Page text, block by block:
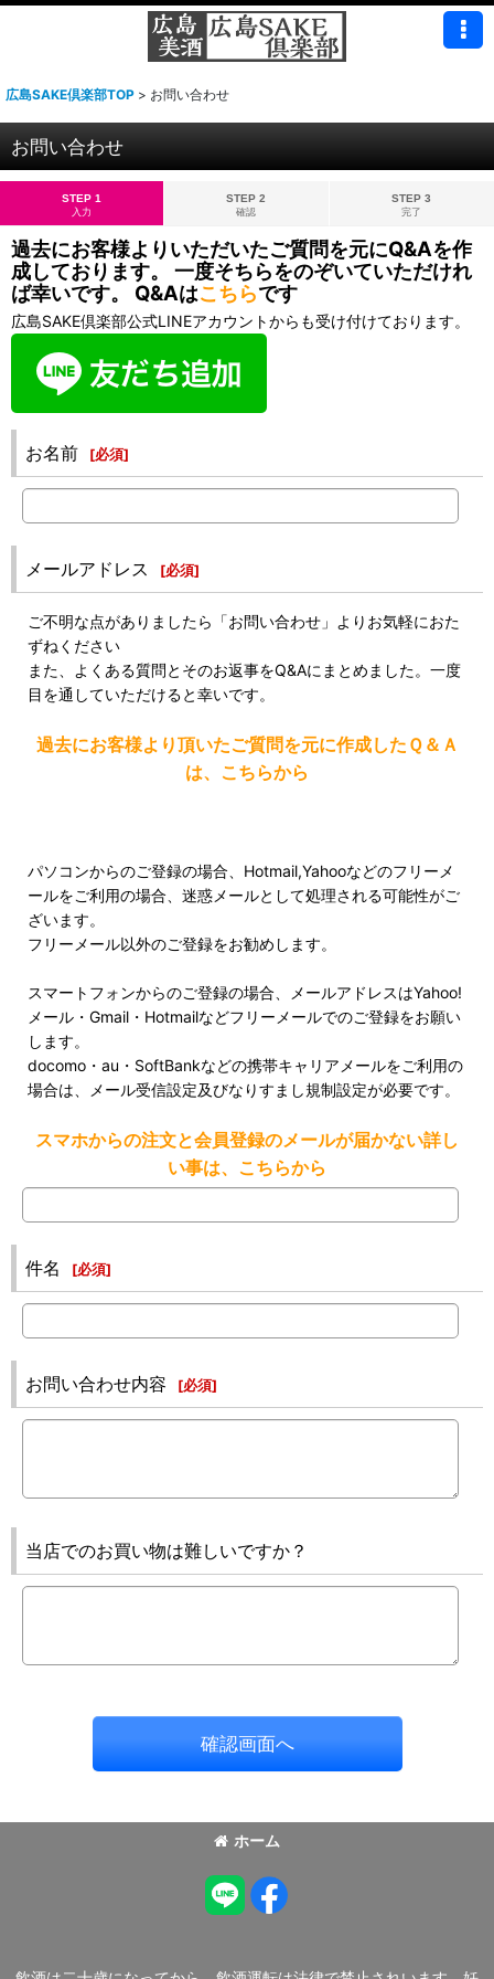
広島SAKE倶楽部TOP > お問い合わせ
お問い合わせ
STEP 1
入力
STEP 2
確認
STEP 3
完了
過去にお客様よりいただいたご質問を元にQ&Aを作
成しております。 一度そちらをのぞいていただけれ
ば幸いです。 Q&Aはこちらです
広島SAKE倶楽部公式LINEアカウントからも受け付けております。
お名前 [必須]
メールアドレス [必須]
ご不明な点がありましたら「お問い合わせ」よりお気軽におた
ずねください
また、よくある質問とそのお返事をQ&Aにまとめました。一度
目を通していただけると幸いです。
過去にお客様より頂いたご質問を元に作成したＱ＆Ａ
は、こちらから
パソコンからのご登録の場合、Hotmail,Yahooなどのフリーメ
ールをご利用の場合、迷惑メールとして処理される可能性がご
ざいます。
フリーメール以外のご登録をお勧めします。
スマートフォンからのご登録の場合、メールアドレスはYahoo!
メール・Gmail・Hotmailなどフリーメールでのご登録をお願い
します。
docomo・au・SoftBankなどの携帯キャリアメールをご利用の
場合は、メール受信設定及びなりすまし規制設定が必要です。
スマホからの注文と会員登録のメールが届かない詳し
い事は、こちらから
件名 [必須]
お問い合わせ内容 [必須]
当店でのお買い物は難しいですか？
確認画面へ
ホーム